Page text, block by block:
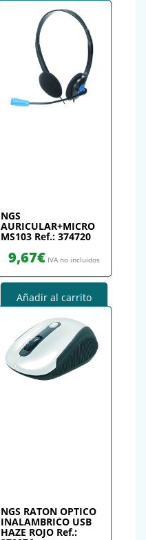
NGS
AURICULAR+MICRO
MS103 Ref.: 374720
9,67€ IVA no incluidos
Añadir al carrito
NGS RATON OPTICO
INALAMBRICO USB
HAZE ROJO Ref.: